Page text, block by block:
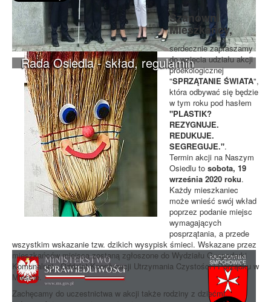
Rada Osiedla - skład, regulamin
Szanowni
Mieszkańcy,
serdecznie zapraszamy
do wzięcia udziału akcji
proekologicznej
"SPRZĄTANIE ŚWIATA",
która odbywać się będzie
w tym roku pod hasłem
"PLASTIK?
REZYGNUJE.
REDUKUJE.
SEGREGUJE.".
Termin akcji na Naszym
Osiedlu to sobota, 19
września 2020 roku.
Każdy mieszkaniec
może wnieść swój wkład
poprzez podanie miejsc
wymagających
posprzątania, a przede
wszystkim wskazanie tzw. dzikich wysypisk śmieci. Wskazane przez
mieszkańców miejsca zostaną zgłoszone do Wydziału Gospodarki
Komunalnej - Oddział Koordynacji Utrzymania Czystości i Porządku w
Mieście.
Zachęcamy do uczestnictwa w akcji także rodziny z dziećmi.